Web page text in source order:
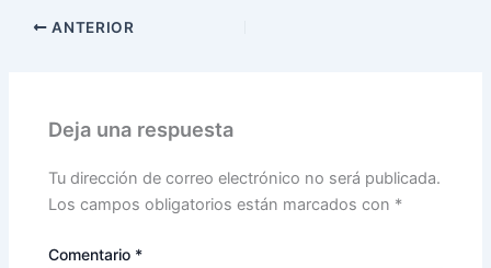
ANTERIOR
Deja una respuesta
Tu dirección de correo electrónico no será publicada.
Los campos obligatorios están marcados con *
Comentario *